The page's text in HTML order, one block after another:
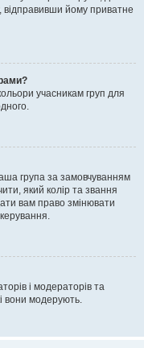
відправивши йому приватне
учасникам груп для
група за замовчуванням
який колір та звання
вам право змінювати
і модераторів та
вони модерують.